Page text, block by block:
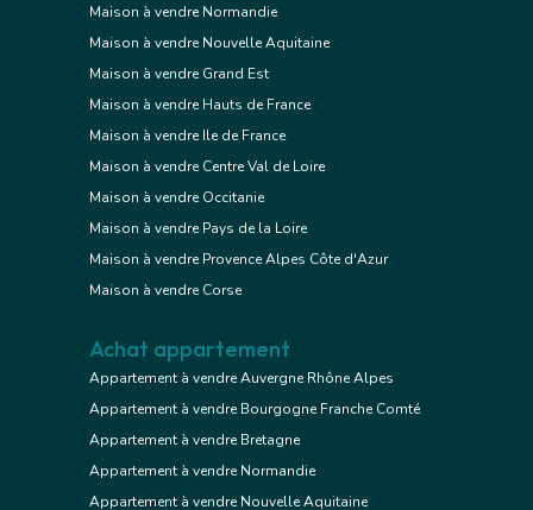
Maison à vendre Normandie
Maison à vendre Nouvelle Aquitaine
Maison à vendre Grand Est
Maison à vendre Hauts de France
Maison à vendre Ile de France
Maison à vendre Centre Val de Loire
Maison à vendre Occitanie
Maison à vendre Pays de la Loire
Maison à vendre Provence Alpes Côte d'Azur
Maison à vendre Corse
Achat appartement
Appartement à vendre Auvergne Rhône Alpes
Appartement à vendre Bourgogne Franche Comté
Appartement à vendre Bretagne
Appartement à vendre Normandie
Appartement à vendre Nouvelle Aquitaine